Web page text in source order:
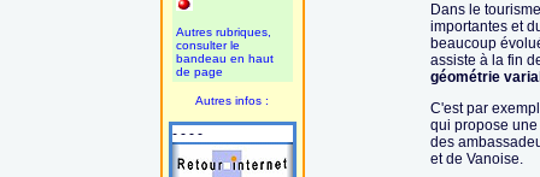
Autres rubriques,
consulter le
bandeau en haut
de page
Autres infos :
- - - -
Dans le
importantes et
beaucoup
assiste à la fin
géométrie
C'est par
qui propose
des
et de Vanoise.